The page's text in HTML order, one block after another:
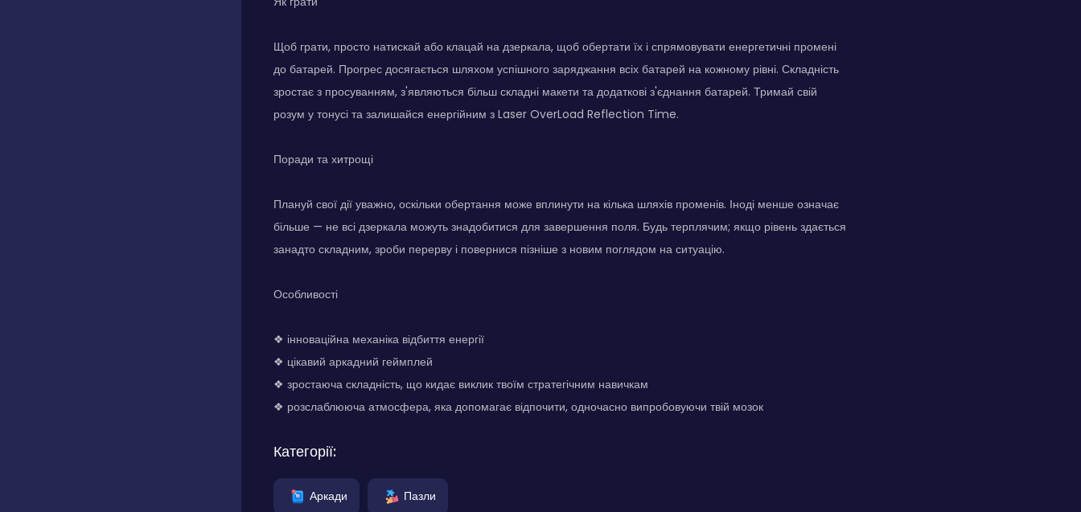
Щоб грати, просто натискай або клацай на дзеркала, щоб обертати їх і спрямовувати енергетичні промені
до батарей. Прогрес досягається шляхом успішного заряджання всіх батарей на кожному рівні. Складність
зростає з просуванням, з'являються більш складні макети та додаткові з'єднання батарей. Тримай свій
розум у тонусі та залишайся енергійним з Laser OverLoad Reflection Time.
Поради та хитрощі
Плануй свої дії уважно, оскільки обертання може вплинути на кілька шляхів променів. Іноді менше означає
більше — не всі дзеркала можуть знадобитися для завершення поля. Будь терплячим; якщо рівень здається
занадто складним, зроби перерву і повернися пізніше з новим поглядом на ситуацію.
Особливості
❖ інноваційна механіка відбиття енергії
❖ цікавий аркадний геймплей
❖ зростаюча складність, що кидає виклик твоїм стратегічним навичкам
❖ розслаблююча атмосфера, яка допомагає відпочити, одночасно випробовуючи твій мозок
Категорії:
Аркади Пазли